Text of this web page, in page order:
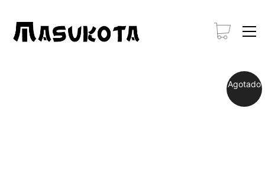
Agotado